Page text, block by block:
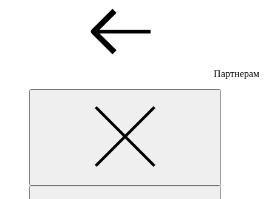
Партнерам